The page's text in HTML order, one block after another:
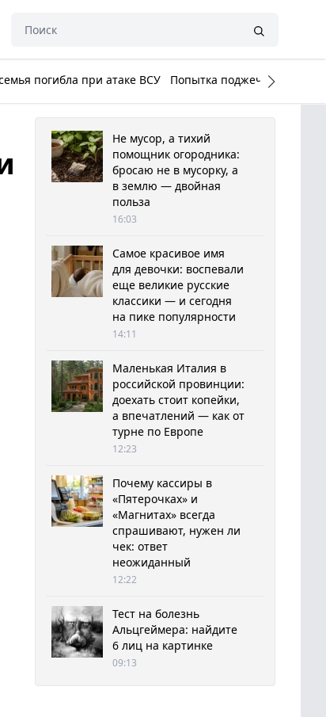
погибла при атаке ВСУ Попытка поджечь Белый
Не мусор, а тихий
помощник огородника:
бросаю не в мусорку, а
в землю — двойная
польза
16:03
Самое красивое имя
для девочки: воспевали
еще великие русские
классики — и сегодня
на пике популярности
14:11
Маленькая Италия в
российской провинции:
доехать стоит копейки,
а впечатлений — как от
турне по Европе
12:23
Почему кассиры в
«Пятерочках» и
«Магнитах» всегда
спрашивают, нужен ли
чек: ответ
неожиданный
12:22
Тест на болезнь
Альцгеймера: найдите
6 лиц на картинке
09:13